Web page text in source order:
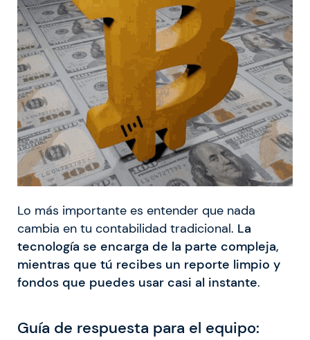
Lo más importante es entender que nada
cambia en tu contabilidad tradicional. La
tecnología se encarga de la parte compleja,
mientras que tú recibes un reporte limpio y
fondos que puedes usar casi al instante.
Guía de respuesta para el equipo: